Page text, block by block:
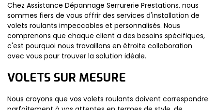
Chez Assistance Dépannage Serrurerie Prestations, nous
sommes fiers de vous offrir des services d'installation de
volets roulants impeccables et personnalisés. Nous
comprenons que chaque client a des besoins spécifiques,
c'est pourquoi nous travaillons en étroite collaboration
avec vous pour trouver la solution idéale.
VOLETS SUR MESURE
Nous croyons que vos volets roulants doivent correspondre